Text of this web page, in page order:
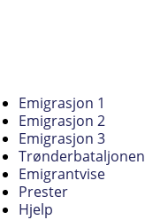
Emigrasjon 1
Emigrasjon 2
Emigrasjon 3
Trønderbataljonen
Emigrantvise
Prester
Hjelp